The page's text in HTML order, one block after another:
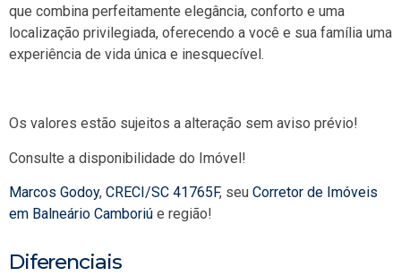
que combina perfeitamente elegância, conforto e uma
localização privilegiada, oferecendo a você e sua família uma
experiência de vida única e inesquecível.
Os valores estão sujeitos a alteração sem aviso prévio!
Consulte a disponibilidade do Imóvel!
Marcos Godoy, CRECI/SC 41765F, seu Corretor de Imóveis
em Balneário Camboriú e região!
Diferenciais